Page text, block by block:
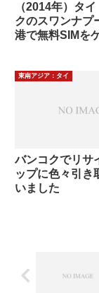
（2014年）タ
クのスワンナプ
港で無料SIMを
東南アジア：タイ
バンコクでリサ
ップに色々引き
いました